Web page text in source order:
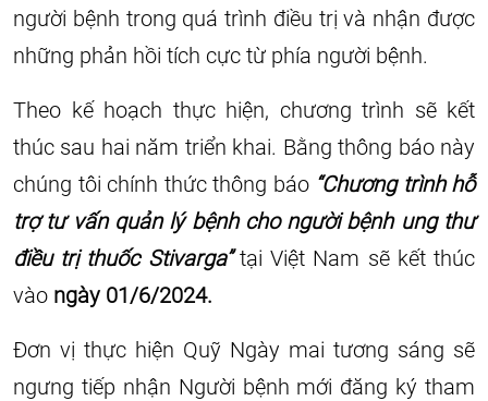
người bệnh trong quá trình điều trị và nhận được
những phản hồi tích cực từ phía người bệnh.
Theo kế hoạch thực hiện, chương trình sẽ kết
thúc sau hai năm triển khai. Bằng thông báo này
chúng tôi chính thức thông báo “Chương trình hỗ
trợ tư vấn quản lý bệnh cho người bệnh ung thư
điều trị thuốc Stivarga” tại Việt Nam sẽ kết thúc
vào ngày 01/6/2024.
Đơn vị thực hiện Quỹ Ngày mai tương sáng sẽ
ngưng tiếp nhận Người bệnh mới đăng ký tham